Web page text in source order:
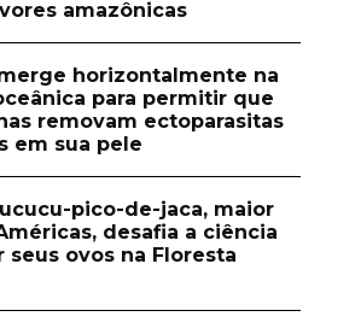
amazônicas
horizontalmente na
para permitir que
removam ectoparasitas
em sua pele
pico-de-jaca, maior
desafia a ciência
seus ovos na Floresta